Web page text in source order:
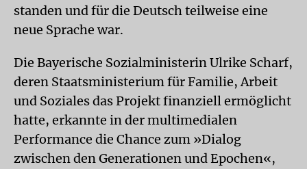
standen und für die Deutsch teilweise eine
neue Sprache war.
Die Bayerische Sozialministerin Ulrike Scharf,
deren Staatsministerium für Familie, Arbeit
und Soziales das Projekt finanziell ermöglicht
hatte, erkannte in der multimedialen
Performance die Chance zum »Dialog
zwischen den Generationen und Epochen«,